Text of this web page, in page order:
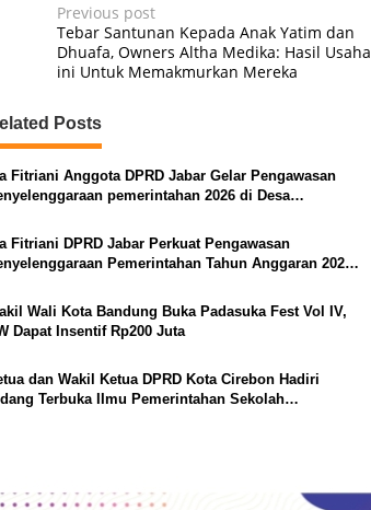
P
o
s
t
n
a
v
i
g
t
o
Previous post
Tebar Santunan Kepada Anak Yatim dan
Dhuafa, Owners Altha Medika: Hasil Usaha
ini Untuk Memakmurkan Mereka
Posts
Fitriani Anggota DPRD Jabar Gelar Pengawasan
pemerintahan 2026 di Desa
Fitriani DPRD Jabar Perkuat Pengawasan
Pemerintahan Tahun Anggaran 2025
Wali Kota Bandung Buka Padasuka Fest Vol IV,
Dapat Insentif Rp200 Juta
dan Wakil Ketua DPRD Kota Cirebon Hadiri
Terbuka IImu Pemerintahan Sekolah